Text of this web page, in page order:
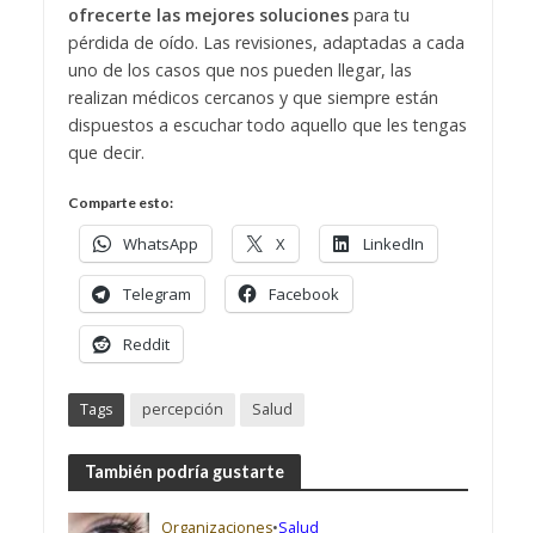
ofrecerte las mejores solucionespara tu
pérdida de oído. Las revisiones, adaptadas a cada
uno de los casos que nos pueden llegar, las
realizan médicos cercanos y que siempre están
dispuestos a escuchar todo aquello que les tengas
que decir.
Comparte esto:
WhatsApp X LinkedIn
Telegram Facebook
Reddit
Tags percepción Salud
También podría gustarte
Organizaciones•Salud